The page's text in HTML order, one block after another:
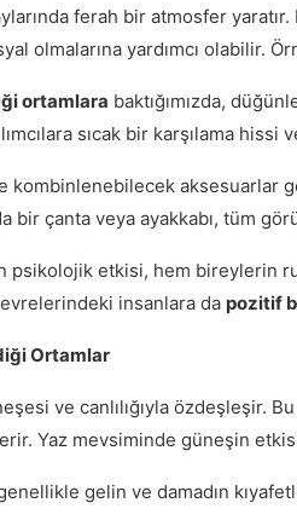
ferah bir atmosfer
olmalarına yardımcı olabilir.
ortamlara baktığımızda,
sıcak bir karşılama
kombinlenebilecek aksesuarlar
bir çanta veya ayakkabı, tüm
psikolojik etkisi, hem bireylerin
insanlara da pozitif
Ortamlar
ve canlılığıyla özdeşleşir.
Yaz mevsiminde güneşin
gelin ve damadın